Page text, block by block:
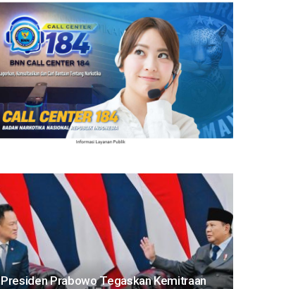
Presiden Prabowo Tegaskan Kemitraan